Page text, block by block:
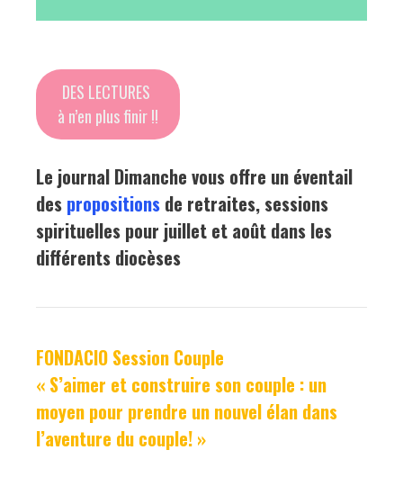
DES LECTURES
à n’en plus finir !!
Le journal Dimanche vous offre un éventail
des propositions de retraites, sessions
spirituelles pour juillet et août dans les
différents diocèses
FONDACIO Session Couple
« S’aimer et construire son couple : un
moyen pour prendre un nouvel élan dans
l’aventure du couple! »